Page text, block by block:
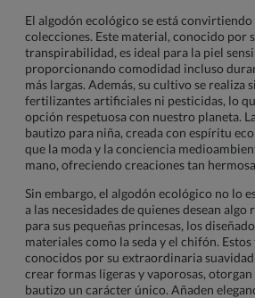
El algodón ecológico se está convirtiendo
colecciones. Este material, conocido por
transpirabilidad, es ideal para la piel
proporcionando comodidad incluso
más largas. Además, su cultivo se realiza
fertilizantes artificiales ni pesticidas, lo
opción respetuosa con nuestro planeta.
bautizo para niña, creada con espíritu
que la moda y la conciencia
mano, ofreciendo creaciones tan
Sin embargo, el algodón ecológico no lo
a las necesidades de quienes desean algo
para sus pequeñas princesas, los
materiales como la seda y el chifón.
conocidos por su extraordinaria
crear formas ligeras y vaporosas, otorgan
bautizo un carácter único. Añaden